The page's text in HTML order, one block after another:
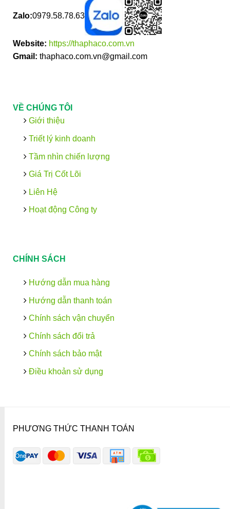
Zalo:0979.58.78.63
Website: https://thaphaco.com.vn
Gmail: thaphaco.com.vn@gmail.com
VỀ CHÚNG TÔI
Giới thiệu
Triết lý kinh doanh
Tầm nhìn chiến lượng
Giá Trị Cốt Lõi
Liên Hệ
Hoạt động Công ty
CHÍNH SÁCH
Hướng dẫn mua hàng
Hướng dẫn thanh toán
Chính sách vận chuyển
Chính sách đổi trả
Chính sách bảo mật
Điều khoản sử dụng
PHƯƠNG THỨC THANH TOÁN